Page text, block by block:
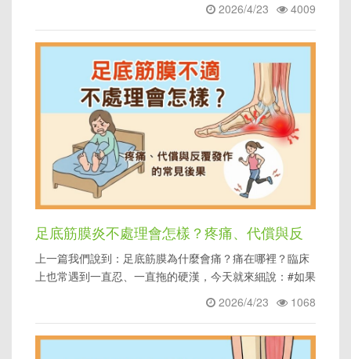
4009
2026/4/23
足底筋膜炎不處理會怎樣？疼痛、代償與反
覆發作的常見後果
上一篇我們說到：足底筋膜為什麼會痛？痛在哪裡？臨床
上也常遇到一直忍、一直拖的硬漢，今天就來細說：#如果
1068
2026/4/23